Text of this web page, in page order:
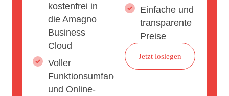
kostenfrei in
die Amagno
Business
Cloud
Voller
Funktionsumfang
und Online-
Einfache und
transparente
Preise
Jetzt loslegen